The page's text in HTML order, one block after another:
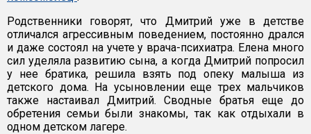
Родственники говорят, что Дмитрий уже в детстве
отличался агрессивным поведением, постоянно дрался
и даже состоял на учете у врача-психиатра. Елена много
сил уделяла развитию сына, а когда Дмитрий попросил
у нее братика, решила взять под опеку малыша из
детского дома. На усыновлении еще трех мальчиков
также настаивал Дмитрий. Сводные братья еще до
обретения семьи были знакомы, так как отдыхали в
одном детском лагере.